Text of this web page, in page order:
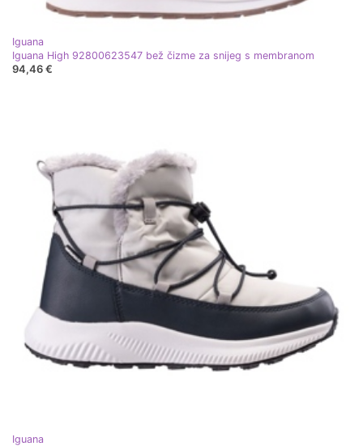
Iguana
Iguana High 92800623547 bež čizme za snijeg s membranom
94,46 €
Iguana